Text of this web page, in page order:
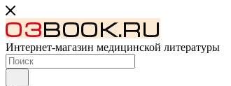
Интернет-магазин медицинской литературы